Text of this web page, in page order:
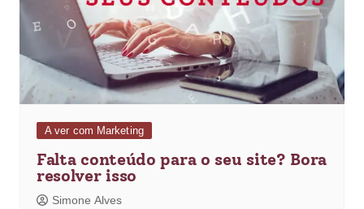
A ver com Marketing
Falta conteúdo para o seu site? Bora
resolver isso
Simone Alves